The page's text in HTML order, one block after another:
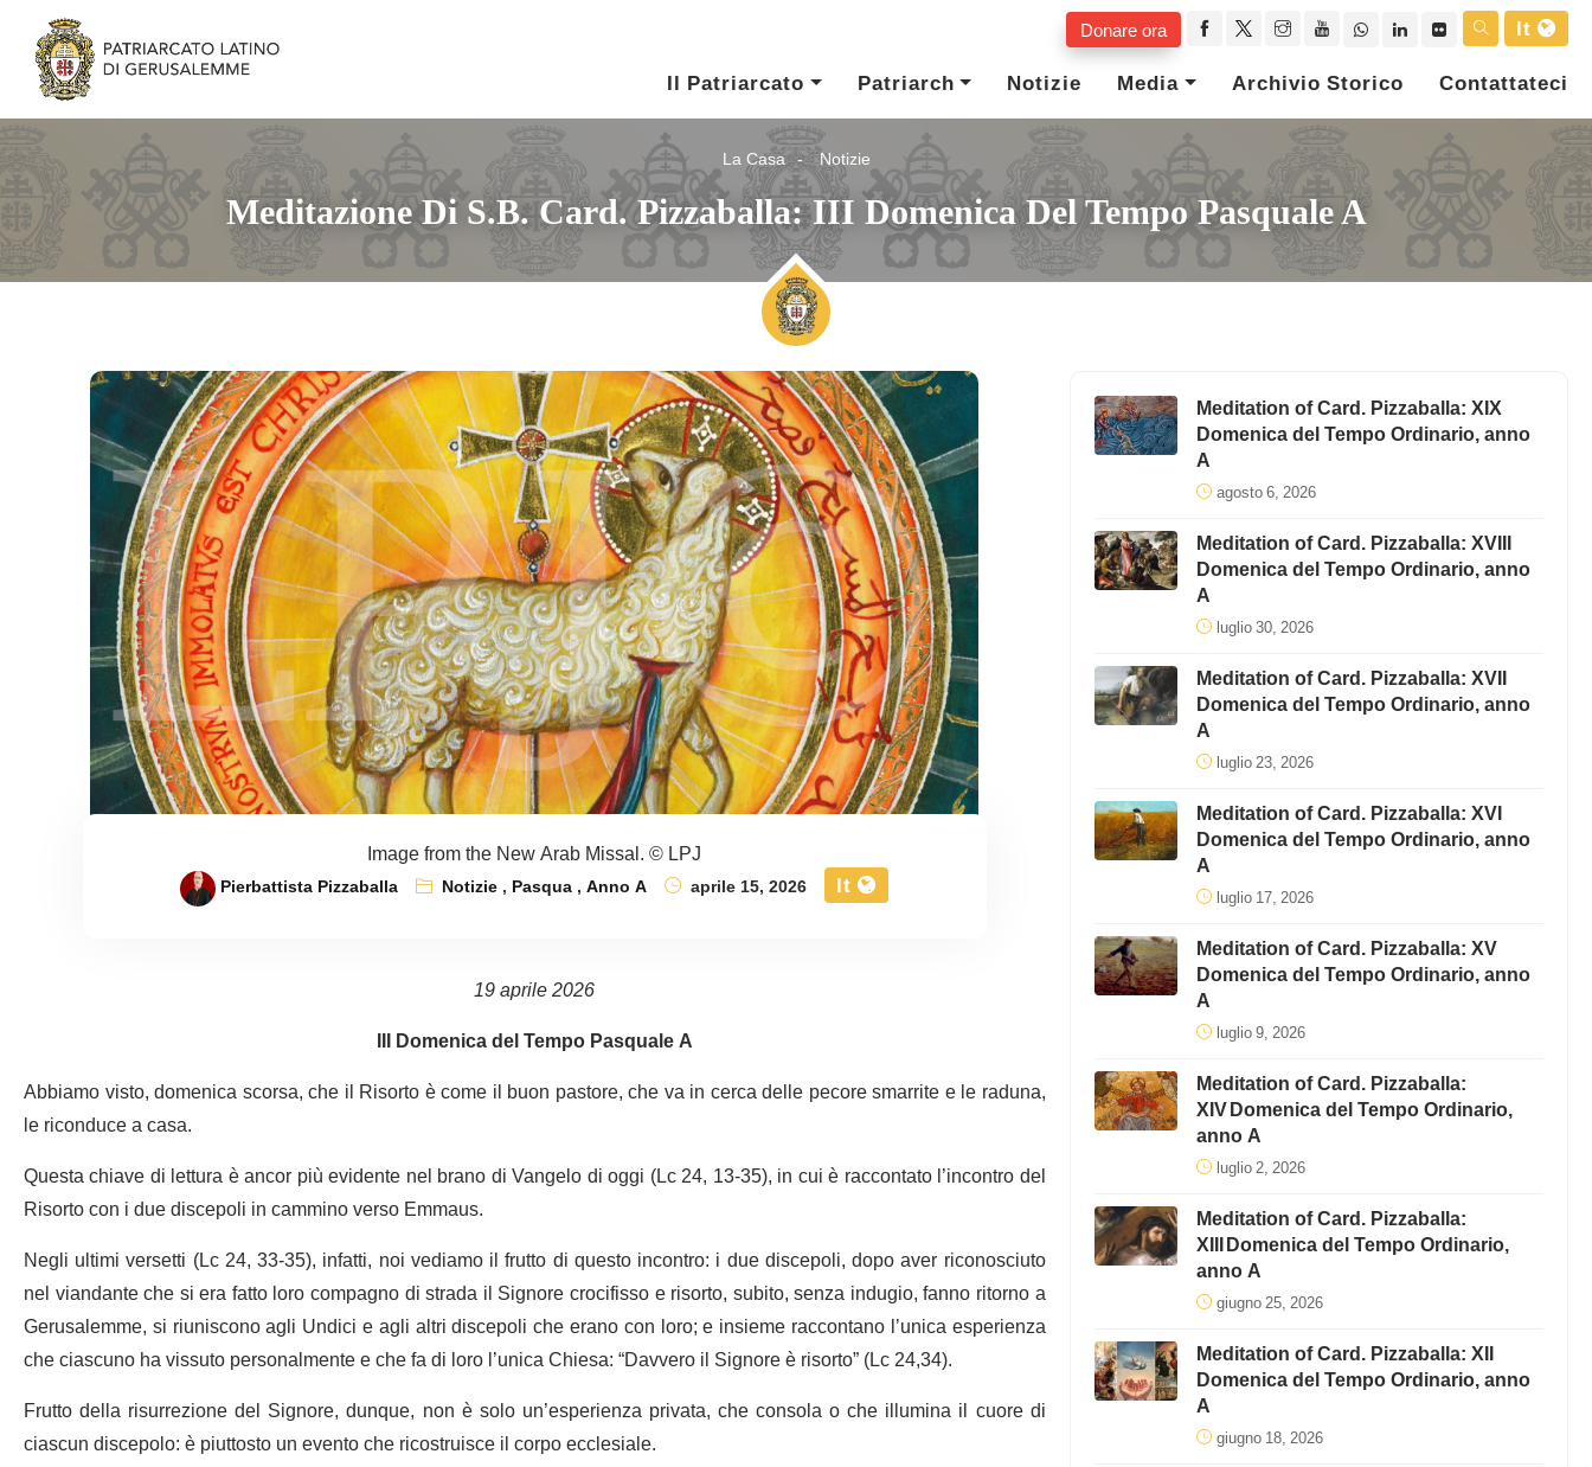
Donare ora
It
Il Patriarcato
Patriarch Notizie Media Archivio Storico Contattateci
La Casa Notizie
Meditazione Di S.B. Card. Pizzaballa: III Domenica Del Tempo Pasquale A
Image from the New Arab Missal. © LPJ
Pierbattista Pizzaballa Notizie, Pasqua,Anno A aprile 15, 2026 It
19 aprile 2026
III Domenica del Tempo Pasquale A
Abbiamo visto, domenica scorsa, che il Risorto è come il buon pastore, che va in cerca delle pecore smarrite e le raduna,
le riconduce a casa.
Questa chiave di lettura è ancor più evidente nel brano di Vangelo di oggi (Lc 24, 13-35), in cui è raccontato l’incontro del
Risorto con i due discepoli in cammino verso Emmaus.
Negli ultimi versetti (Lc 24, 33-35), infatti, noi vediamo il frutto di questo incontro: i due discepoli, dopo aver riconosciuto
nel viandante che si era fatto loro compagno di strada il Signore crocifisso e risorto, subito, senza indugio, fanno ritorno a
Gerusalemme, si riuniscono agli Undici e agli altri discepoli che erano con loro; e insieme raccontano l’unica esperienza
che ciascuno ha vissuto personalmente e che fa di loro l’unica Chiesa: “Davvero il Signore è risorto” (Lc 24,34).
Frutto della risurrezione del Signore, dunque, non è solo un’esperienza privata, che consola o che illumina il cuore di
ciascun discepolo: è piuttosto un evento che ricostruisce il corpo ecclesiale.
Meditation of Card. Pizzaballa: XIX
Domenica del Tempo Ordinario, anno
A
agosto 6, 2026
Meditation of Card. Pizzaballa: XVIII
Domenica del Tempo Ordinario, anno
A
luglio 30, 2026
Meditation of Card. Pizzaballa: XVII
Domenica del Tempo Ordinario, anno
A
luglio 23, 2026
Meditation of Card. Pizzaballa: XVI
Domenica del Tempo Ordinario, anno
A
luglio 17, 2026
Meditation of Card. Pizzaballa: XV
Domenica del Tempo Ordinario, anno
A
luglio 9, 2026
Meditation of Card. Pizzaballa:
XIV Domenica del Tempo Ordinario,
anno A
luglio 2, 2026
Meditation of Card. Pizzaballa:
XIII Domenica del Tempo Ordinario,
anno A
giugno 25, 2026
Meditation of Card. Pizzaballa: XII
Domenica del Tempo Ordinario, anno
A
giugno 18, 2026